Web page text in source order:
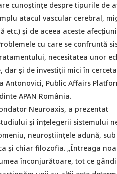
cunoștințe despre tipurile de
atacul vascular cerebral,
etc.) și de aceea aceste
cu care se confruntă
necesitatea unor
și de investiții mici în
Antonovici, Public Affairs
APAN România.
Neuroaxis, a prezentat
și înțelegerii sistemului
neuroștiințele adună, sub
și chiar filozofia. „Întreaga
înconjurătoare, tot ce